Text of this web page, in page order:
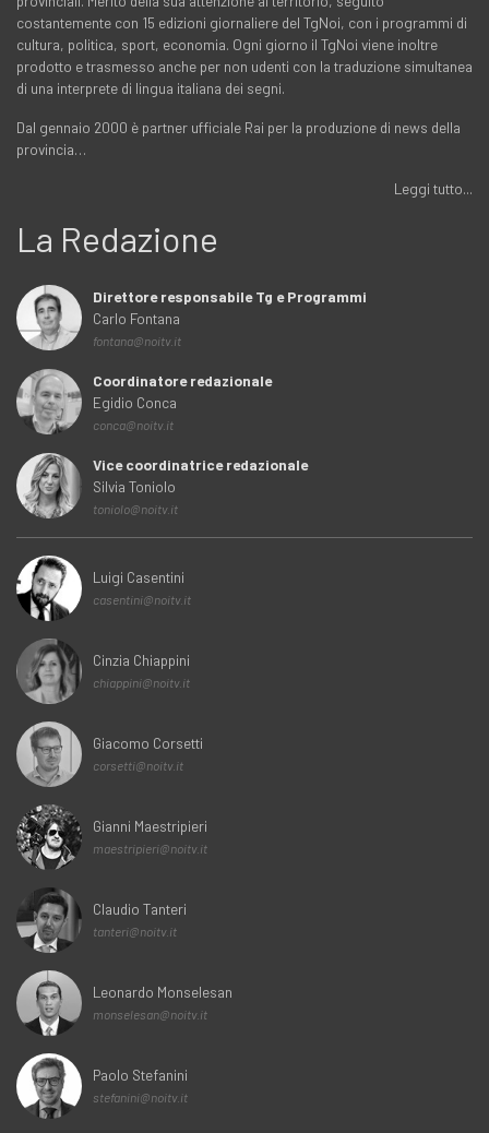
costantemente con 15 edizioni giornaliere del TgNoi, con i programmi di
cultura, politica, sport, economia. Ogni giorno il TgNoi viene inoltre
prodotto e trasmesso anche per non udenti con la traduzione simultanea
di una interprete di lingua italiana dei segni.
Dal gennaio 2000 è partner ufficiale Rai per la produzione di news della
provincia…
Leggi tutto...
La Redazione
Direttore responsabile Tg e Programmi
Carlo Fontana
fontana@noitv.it
Coordinatore redazionale
Egidio Conca
conca@noitv.it
Vice coordinatrice redazionale
Silvia Toniolo
toniolo@noitv.it
Luigi Casentini
casentini@noitv.it
Cinzia Chiappini
chiappini@noitv.it
Giacomo Corsetti
corsetti@noitv.it
Gianni Maestripieri
maestripieri@noitv.it
Claudio Tanteri
tanteri@noitv.it
Leonardo Monselesan
monselesan@noitv.it
Paolo Stefanini
stefanini@noitv.it